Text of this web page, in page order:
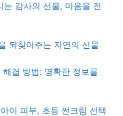
는 감사의 선물, 마음을 전
되찾아주는 자연의 선물
결 방법: 명확한 정보를
이 피부, 초등 썬크림 선택